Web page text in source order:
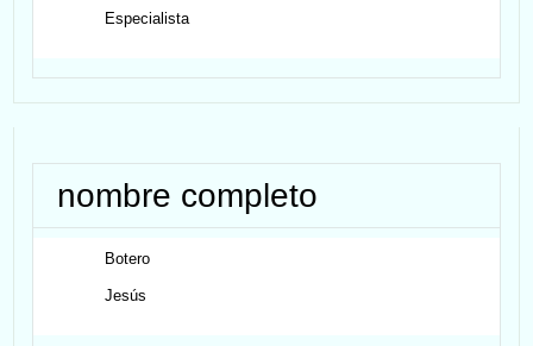
Especialista
nombre completo
Botero
Jesús